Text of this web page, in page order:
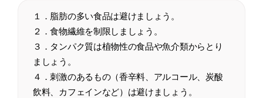
１．脂肪の多い食品は避けましょう。
２．食物繊維を制限しましょう。
３．タンパク質は植物性の食品や魚介類からとり
ましょう。
４．刺激のあるもの（香辛料、アルコール、炭酸
飲料、カフェインなど）は避けましょう。